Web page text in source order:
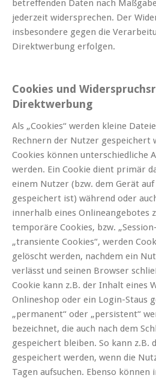
betreffenden Daten nach
jederzeit widersprechen. Der
insbesondere gegen die
Direktwerbung erfolgen.
Cookies und
Direktwerbung
Als „Cookies“ werden kleine
Rechnern der Nutzer gespeichert
Cookies können unterschiedliche
werden. Ein Cookie dient primär
einem Nutzer (bzw. dem Gerät auf
gespeichert ist) während oder
innerhalb eines Onlineangebotes
temporäre Cookies, bzw.
„transiente Cookies“, werden
gelöscht werden, nachdem ein
verlässt und seinen Browser
Cookie kann z.B. der Inhalt eines
Onlineshop oder ein Login-Staus
„permanent“ oder „persistent“
bezeichnet, die auch nach dem
gespeichert bleiben. So kann z.B.
gespeichert werden, wenn die
Tagen aufsuchen. Ebenso können